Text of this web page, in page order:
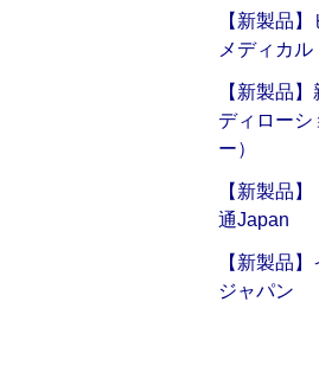
【新製品
メディカル
【新製品
ディロー
ー）
【新製品
通Japan
【新製品
ジャパン